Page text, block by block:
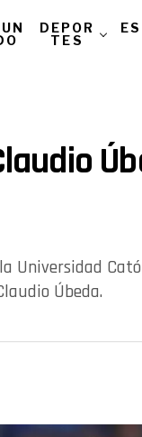
DEPOR
TES
Universidad
Úbeda.